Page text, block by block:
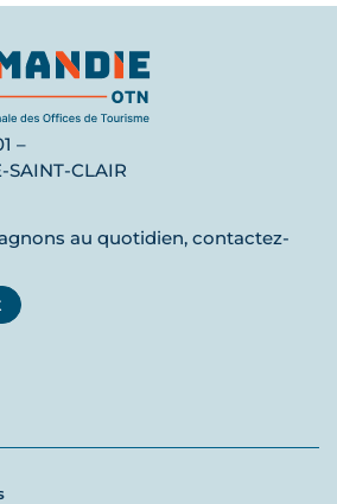
–
SAINT-CLAIR
au quotidien, contactez-